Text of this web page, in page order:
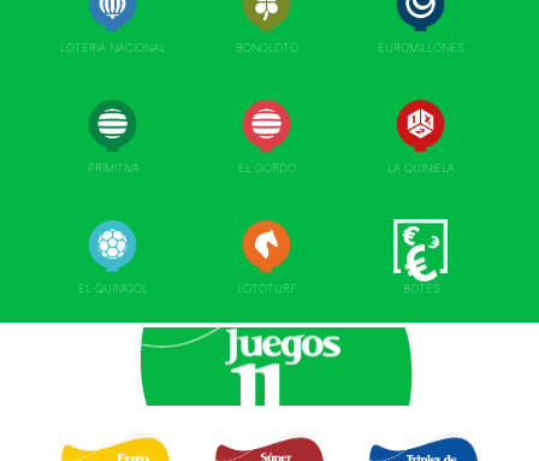
LOTERIA NACIONAL BONOLOTO EUROMILLONES
PRIMITIVA EL GORDO LA QUINIELA
EL QUINIGOL LOTOTURF BOTES